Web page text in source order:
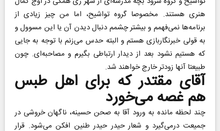
هنری هستند. مخصوصا گروه تواشیح، اما من چیز زیادی از
برنامه‌ها نمی‌فهمم و بیشتر چشمم دنبال دیدن آن یا این مسوول و
به قولی خبرنگاربازی هستم و البته حدس می‌زنم با توجه به جایی
که هستیم نشود بعد از دیدار ارتباطی بگیرم و مصاحبه‌ای. چون
طبیعتا آنها زودتر خارج خواهند شد.
آقای مقتدر که برای اهل طبس
هم غصه می‌خورد
چند لحظه مانده به ورود آقا به صحن حسینه، ناگهان خروشی در
جمیعت درمی‌گیرد و شعار حیدر حیدر طنین افکن می‌شود. قرار